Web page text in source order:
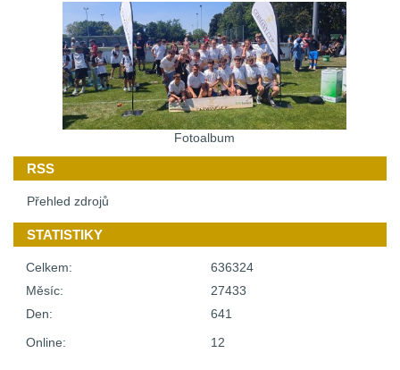
Fotoalbum
RSS
Přehled zdrojů
STATISTIKY
Online: 12
Celkem:
636324
Měsíc:
27433
Den:
641